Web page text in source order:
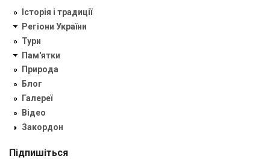
Історія і традиції
Регіони України
Тури
Пам'ятки
Природа
Блог
Галереї
Відео
Закордон
Підпишіться